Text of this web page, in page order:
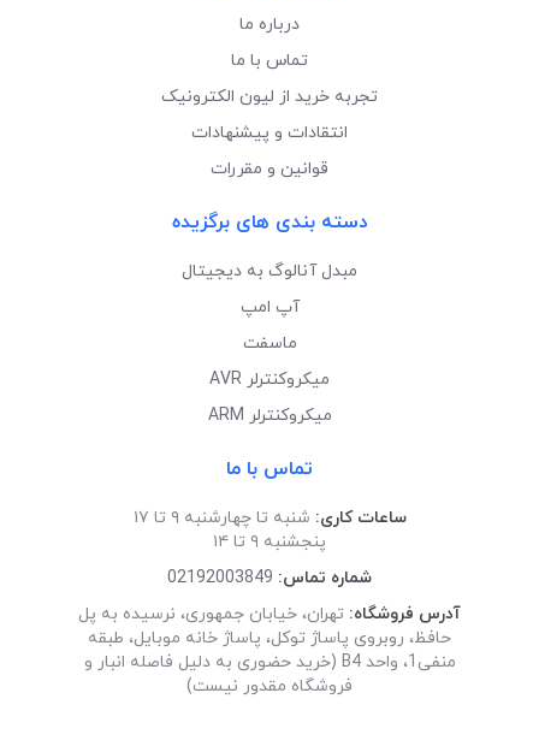
درباره ما
تماس با ما
تجربه خرید از لیون الکترونیک
انتقادات و پیشنهادات
قوانین و مقررات
دسته بندی های برگزیده
مبدل آنالوگ به دیجیتال
آپ امپ
ماسفت
میکروکنترلر AVR
میکروکنترلر ARM
تماس با ما
ساعات کاری: شنبه تا چهارشنبه ۹ تا ۱۷
پنجشنبه ۹ تا ۱۴
شماره تماس: 02192003849
آدرس فروشگاه: تهران، خیابان جمهوری، نرسیده به پل
حافظ، روبروی پاساژ توکل، پاساژ خانه موبایل، طبقه
منفی1، واحد B4 (خرید حضوری به دلیل فاصله انبار و
فروشگاه مقدور نیست)